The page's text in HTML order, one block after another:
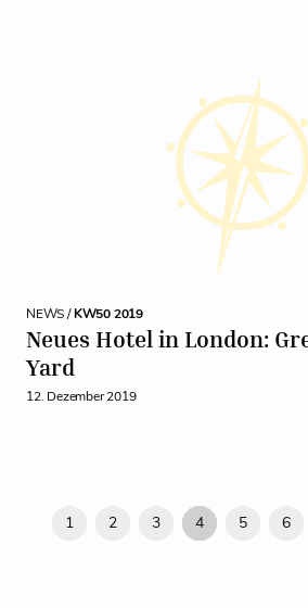
NEWS /KW50 2019
Neues Hotel in London:
Yard
12. Dezember 2019
1 2 3 4 5 6